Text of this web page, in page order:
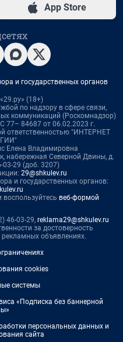
App Store
и государственных органов
(18+)
по надзору в сфере связи,
коммуникаций (Роскомнадзор)
84687 от 06.02.2023 г.
ответственностью "ИНТЕРНЕТ
Елена Владимировна
набережная Северной Двины, д.
03-29 (доб. 3207)
29@shkulev.ru
и государственных органов:
воспользуйтесь веб-формой
46-03-29, reklama29@shkulev.ru
за достоверность
объявлениях.
cookies
системы
«Подписка без баннерной
персональных данных и
сайта